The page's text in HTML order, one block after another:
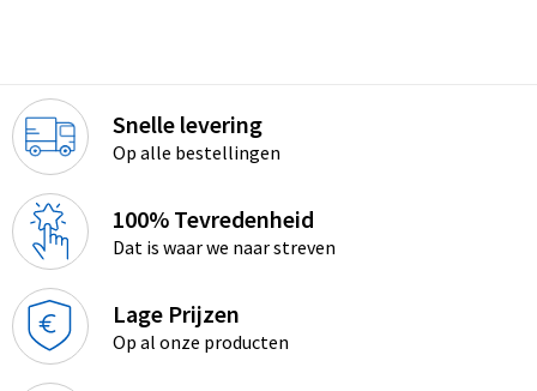
Snelle levering
Op alle bestellingen
100% Tevredenheid
Dat is waar we naar streven
Lage Prijzen
Op al onze producten